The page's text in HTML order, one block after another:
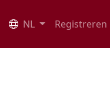
NL Registreren